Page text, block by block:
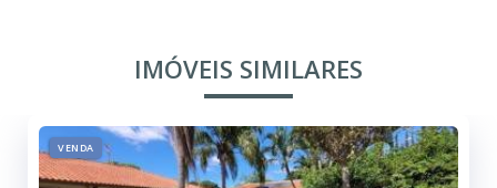
IMÓVEIS SIMILARES
VENDA